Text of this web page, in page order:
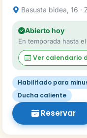
Basusta bidea, 16 ·
Abierto hoy
En temporada hasta
Ver calendario
Habilitado para
Ducha caliente
Reservar